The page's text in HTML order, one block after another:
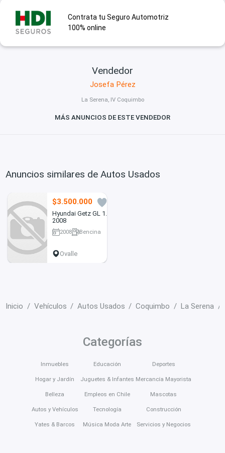
Contrata tu Seguro Automotriz
100% online
Vendedor
Josefa Pérez
La Serena, IV Coquimbo
MÁS ANUNCIOS DE ESTE VENDEDOR
Anuncios similares de Autos Usados
$3.500.000
Hyundai Getz GL 1.4
2008
2008
Bencina
Ovalle
Inicio Vehículos Autos Usados Coquimbo La Serena
Categorías
Inmuebles
Hogar y Jardín
Belleza
Autos y Vehículos
Yates & Barcos
Educación
Juguetes & Infantes
Empleos en Chile
Tecnología
Música Moda Arte
Deportes
Mercancía Mayorista
Mascotas
Construcción
Servicios y Negocios